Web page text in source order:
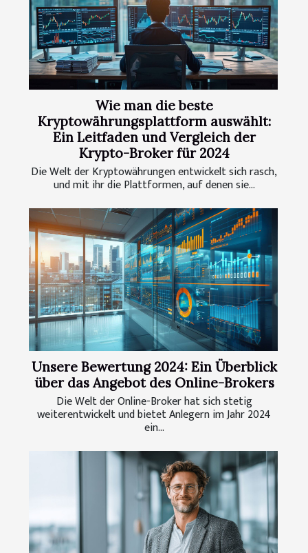
Wie man die beste
Kryptowährungsplattform auswählt:
Ein Leitfaden und Vergleich der
Krypto-Broker für 2024
Die Welt der Kryptowährungen entwickelt sich rasch,
und mit ihr die Plattformen, auf denen sie...
Unsere Bewertung 2024: Ein Überblick
über das Angebot des Online-Brokers
Die Welt der Online-Broker hat sich stetig
weiterentwickelt und bietet Anlegern im Jahr 2024
ein...